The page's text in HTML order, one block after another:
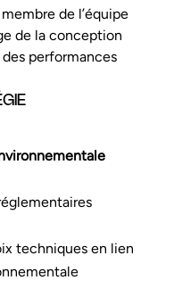
de l’équipe
de la conception
performances
techniques en lien